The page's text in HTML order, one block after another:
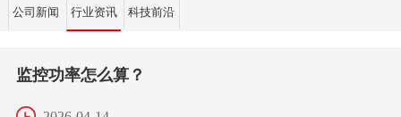
公司新闻 行业资讯 科技前沿
监控功率怎么算？